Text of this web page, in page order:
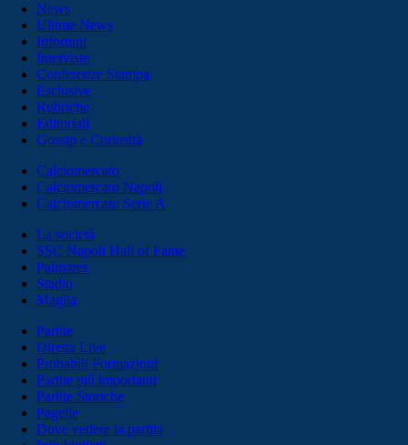
News
Ultime News
Infortuni
Interviste
Conferenze Stampa
Esclusive
Rubriche
Editoriali
Gossip e Curiosità
Calciomercato
Calciomercato Napoli
Calciomercato Serie A
La società
SSC Napoli Hall of Fame
Palmares
Stadio
Maglia
Partite
Diretta Live
Probabili Formazioni
Partite più importanti
Partite Storiche
Pagelle
Dove vedere la partita